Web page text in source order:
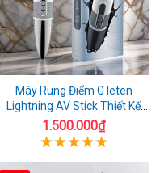
Máy Rung Điểm G leten
Lightning AV Stick Thiết Kế
Thông Minh
1.500.000₫